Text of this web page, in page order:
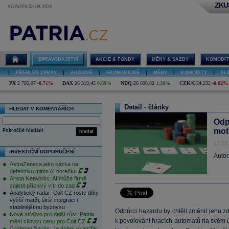
SOBOTA 08.08.2026
ZPRAVODAJSTVÍ AKCIE & FONDY MĚNY & SAZBY
PŘEHLED ZPRÁV AKCIOVÉ EKONOMICKÉ MĚNY KOMODITY
PX 2 785,07 -0,71% DAX 26 319,45 0,69% NDQ 26 690,62 1,30% CZK/€ 24,232 -0,02%
HLEDAT V KOMENTÁŘÍCH
hledat
Pokročilé hledání
INVESTIČNÍ DOPORUČENÍ
AstraZeneca jako sázka na
defenzivu mimo AI horečku
Arista Networks: AI může firmě
zajistit příznivý vítr do zad
Analytický radar: Colt CZ roste díky
vyšší marži, širší integraci i
stabilnějšímu byznysu
Nové střelivo pro další růst. Patria
mění cílovou cenu pro Colt CZ
Detail - články
Odpůrci hazardu by chtěli změnit jeho
k povolování hracích automatů na